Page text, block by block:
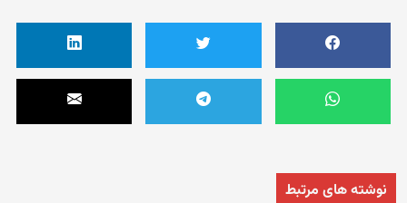
نوشته های مرتبط